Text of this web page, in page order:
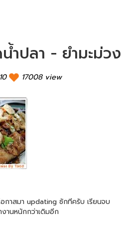
ำปลา - ยำมะม่วง
17008 view
กาสมา updating ซักทีครับ เรียนจบ
งานหนักกว่าเดิมอีก